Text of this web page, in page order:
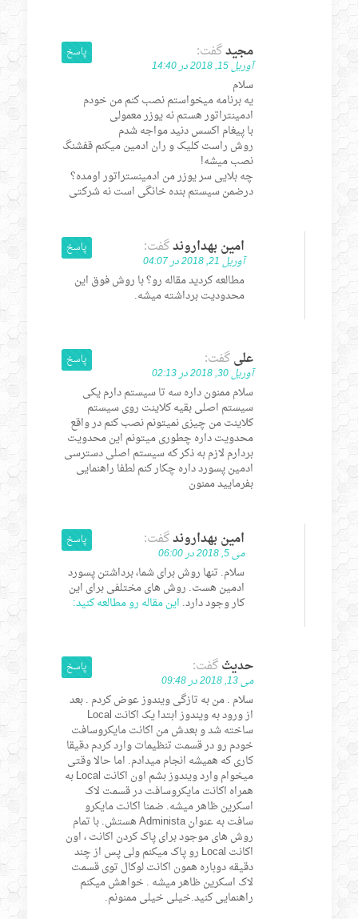
مجیدگفت:
آوریل 15, 2018 در 14:40
سلام
یه برنامه میخواستم نصب کنم من خودم
ادمینتراتور هستم نه یوزر معمولی
با پیغام اکسس دنید مواجه شدم
روش راست کلیک و ران ادمین میکنم قفشنگ
نصب میشه!
چه بلایی سر یوزر من ادمینستراتور اومده؟
درضمن سیستم بنده خانگی است نه شرکتی
پاسخ
امین بهداروندگفت:
آوریل 21, 2018 در 04:07
مطالعه کردید مقاله رو؟ با روش فوق این
محدودیت برداشته میشه.
پاسخ
علیگفت:
آوریل 30, 2018 در 02:13
سلام ممنون داره سه تا سیستم دارم یکی
سیستم اصلی بقیه کلاینت روی سیستم
کلاینت من چیزی نمیتونم نصب کنم در واقع
محدویت داره چطوری میتونم این محدویت
بردارم لازم به ذکر که سیستم اصلی دسترسی
ادمین پسورد داره چکار کنم لطفا راهنمایی
بفرمایید ممنون
پاسخ
امین بهداروندگفت:
می 5, 2018 در 06:00
سلام. تنها روش برای شما، برداشتن پسورد
ادمین هست. روش های مختلفی برای این
کار وجود دارد. این مقاله رو مطالعه کنید:
پاسخ
حدیثگفت:
می 13, 2018 در 09:48
سلام . من به تازگی ویندوز عوض کردم . بعد
از ورود به ویندوز ابتدا یک اکانت Local
ساخته شد و بعدش من اکانت مایکروسافت
خودم رو در قسمت تنظیمات وارد کردم دقیقا
کاری که همیشه انجام میدادم. اما حالا وقتی
میخوام وارد ویندوز بشم اون اکانت Local به
همراه اکانت مایکروسافت در قسمت لاک
اسکرین ظاهر میشه. ضمنا اکانت مایکرو
سافت به عنوان Administa هستش. با تمام
روش های موجود برای پاک کردن اکانت ، اون
اکانت Local رو پاک میکنم ولی پس از چند
دقیقه دوباره همون اکانت لوکال توی قسمت
لاک اسکرین ظاهر میشه . خواهش میکنم
راهنمایی کنید.خیلی خیلی ممنونم.
پاسخ